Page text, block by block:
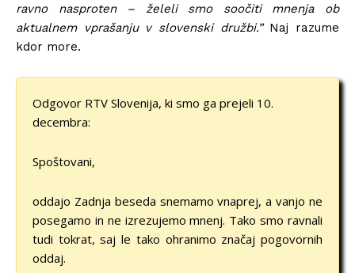
ravno nasproten – želeli smo soočiti mnenja ob
aktualnem vprašanju v slovenski družbi.” Naj razume
kdor more.
Odgovor RTV Slovenija, ki smo ga prejeli 10.
decembra:
Spoštovani,
oddajo Zadnja beseda snemamo vnaprej, a vanjo ne
posegamo in ne izrezujemo mnenj. Tako smo ravnali
tudi tokrat, saj le tako ohranimo značaj pogovornih
oddaj.